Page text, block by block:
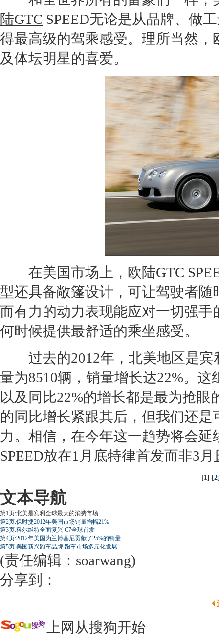
陆GTC SPEED无论是从品牌、做
得最高级的驾乘感受。理所当然，
及体坛明星的喜爱。
在美国市场上， 欧陆GTC
型还具备敞篷设计，可让驾驶者
而有力的动力表现能应对一切强手
何时候提供最舒适的乘坐感受。
过去的2012年，北美地区是宾
量为8510辆，销量增长达22%。
以及同比22%的增长都是最为抢
的同比增长紧跟其后，但我们还是
力。相信，在今年这一趋势将会延
SPEED放在1月底特律首发而非3月
[1] [2
文本导航
第1页:北美是宾利全球最大的消费市场
第2页:保时捷2012年美国市场销量增幅21%
第3页:科尔维特全面复兴 C7全球首发
第4页:2012年美国为兰博基尼贡献了25%的销量
第5页:美国新兴跑车品牌 跑车市场多元化发展
(责任编辑：soarwang)
分享到：
上网从搜狗开始